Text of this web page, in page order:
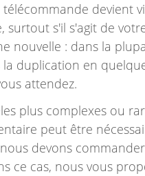
devient
surtout s'il s'agit de
nouvelle : dans la
duplication en
attendez.
plus complexes ou
peut être
devons
ce cas, nous vous